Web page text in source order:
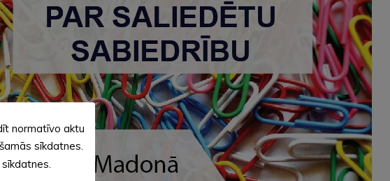
normatīvo aktu
sīkdatnes.